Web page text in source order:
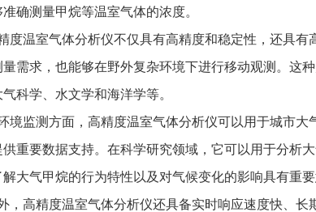
确测量甲烷等温室气体的浓度。
度温室气体分析仪不仅具有高精度和稳定性，还具
量需求，也能够在野外复杂环境下进行移动观测。这
科学、水文学和海洋学等。
境监测方面，高精度温室气体分析仪可以用于城市
供重要数据支持。在科学研究领域，它可以用于分析
大气甲烷的行为特性以及对气候变化的影响具有重要
，高精度温室气体分析仪还具备实时响应速度快、